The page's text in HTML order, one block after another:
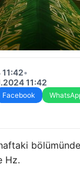
•
11:42
Facebook
Hz.